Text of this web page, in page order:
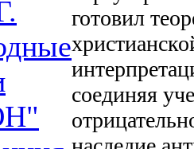
готовил
соединяя